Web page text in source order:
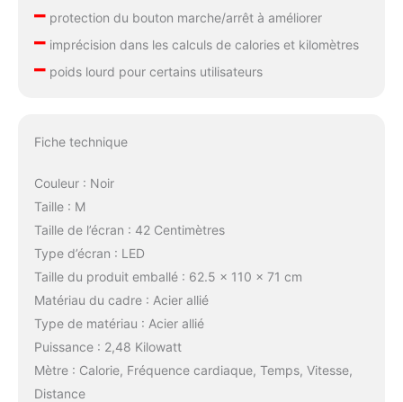
–protection du bouton marche/arrêt à améliorer
–imprécision dans les calculs de calories et kilomètres
–poids lourd pour certains utilisateurs
Fiche technique
Couleur : Noir
Taille : M
Taille de l’écran : 42 Centimètres
Type d’écran : LED
Taille du produit emballé : 62.5 x 110 x 71 cm
Matériau du cadre : Acier allié
Type de matériau : Acier allié
Puissance : 2,48 Kilowatt
Mètre : Calorie, Fréquence cardiaque, Temps, Vitesse,
Distance